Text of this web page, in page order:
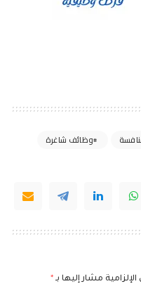
وظائف شاغرة
مشار إليها بـ *